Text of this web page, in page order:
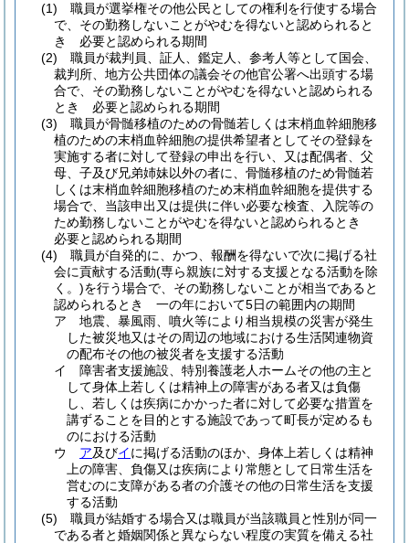
(1)
職員が選挙権その他公民としての権利を行使する場合
で、その勤務しないことがやむを得ないと認められると
き 必要と認められる期間
(2)
職員が裁判員、証人、鑑定人、参考人等として国会、
裁判所、地方公共団体の議会その他官公署へ出頭する場
合で、その勤務しないことがやむを得ないと認められる
とき 必要と認められる期間
(3)
職員が骨髄移植のための骨髄若しくは末梢血幹細胞移
植のための末梢血幹細胞の提供希望者としてその登録を
実施する者に対して登録の申出を行い、又は配偶者、父
母、子及び兄弟姉妹以外の者に、骨髄移植のため骨髄若
しくは末梢血幹細胞移植のため末梢血幹細胞を提供する
場合で、当該申出又は提供に伴い必要な検査、入院等の
ため勤務しないことがやむを得ないと認められるとき
必要と認められる期間
(4)
職員が自発的に、かつ、報酬を得ないで次に掲げる社
会に貢献する活動(専ら親族に対する支援となる活動を除
く。)を行う場合で、その勤務しないことが相当であると
認められるとき 一の年において5日の範囲内の期間
ア
地震、暴風雨、噴火等により相当規模の災害が発生
した被災地又はその周辺の地域における生活関連物資
の配布その他の被災者を支援する活動
イ
障害者支援施設、特別養護老人ホームその他の主と
して身体上若しくは精神上の障害がある者又は負傷
し、若しくは疾病にかかった者に対して必要な措置を
講ずることを目的とする施設であって町長が定めるも
のにおける活動
ウ
ア及びイに掲げる活動のほか、身体上若しくは精神
上の障害、負傷又は疾病により常態として日常生活を
営むのに支障がある者の介護その他の日常生活を支援
する活動
(5)
職員が結婚する場合又は職員が当該職員と性別が同一
である者と婚姻関係と異ならない程度の実質を備える社